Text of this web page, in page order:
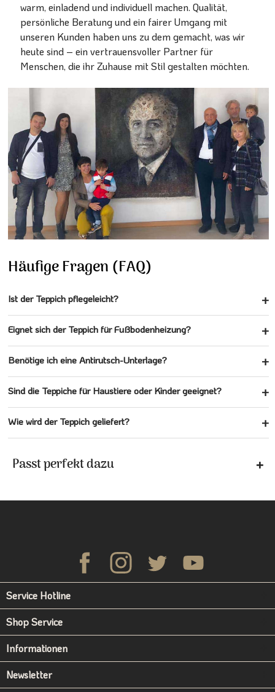
warm, einladend und individuell machen. Qualität,
persönliche Beratung und ein fairer Umgang mit
unseren Kunden haben uns zu dem gemacht, was wir
heute sind – ein vertrauensvoller Partner für
Menschen, die ihr Zuhause mit Stil gestalten möchten.
Häufige Fragen (FAQ)
Ist der Teppich pflegeleicht?
Eignet sich der Teppich für Fußbodenheizung?
Benötige ich eine Antirutsch-Unterlage?
Sind die Teppiche für Haustiere oder Kinder geeignet?
Wie wird der Teppich geliefert?
Passt perfekt dazu
Service Hotline
Shop Service
Informationen
Newsletter